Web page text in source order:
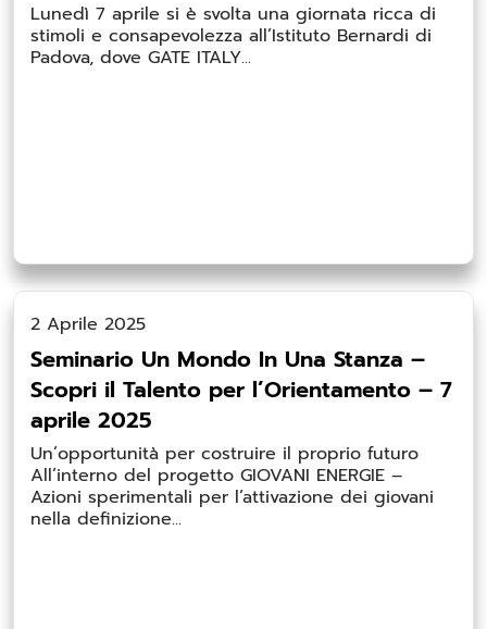
Lunedì 7 aprile si è svolta una giornata ricca di
stimoli e consapevolezza all’Istituto Bernardi di
Padova, dove GATE ITALY...
2 Aprile 2025
Seminario Un Mondo In Una Stanza –
Scopri il Talento per l’Orientamento – 7
aprile 2025
Un’opportunità per costruire il proprio futuro
All’interno del progetto GIOVANI ENERGIE –
Azioni sperimentali per l’attivazione dei giovani
nella definizione...